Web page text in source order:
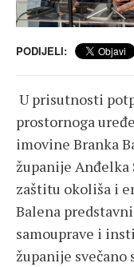
PODIJELI:
U prisutnosti
prostornoga
imovine Branka
županije Anđelka
zaštitu okoliša i
Balena
samouprave i
županije svečano